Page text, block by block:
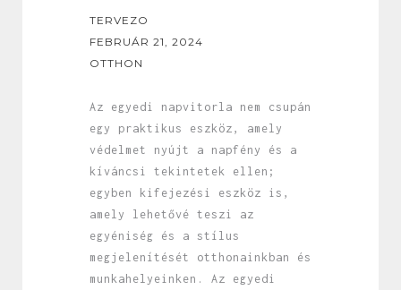
TERVEZO
FEBRUÁR 21, 2024
OTTHON
Az egyedi napvitorla nem csupán
egy praktikus eszköz, amely
védelmet nyújt a napfény és a
kíváncsi tekintetek ellen;
egyben kifejezési eszköz is,
amely lehetővé teszi az
egyéniség és a stílus
megjelenítését otthonainkban és
munkahelyeinken. Az egyedi